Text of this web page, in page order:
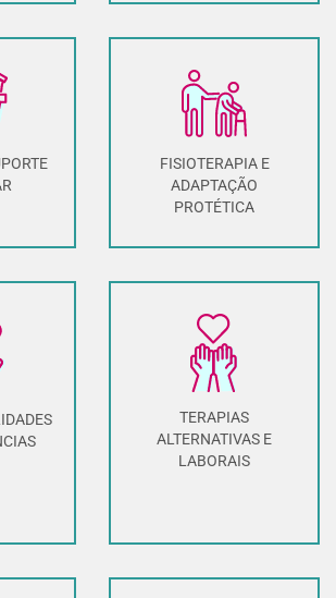
FISIOTERAPIA E
ADAPTAÇÃO
PROTÉTICA
TERAPIAS
ALTERNATIVAS E
LABORAIS